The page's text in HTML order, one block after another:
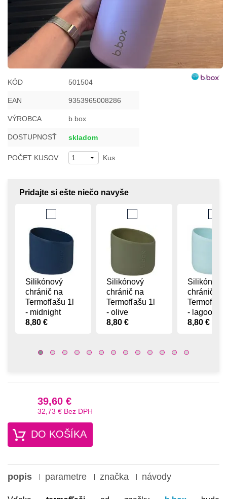
KÓD 501504
EAN 9353965008286
VÝROBCA b.box
DOSTUPNOSŤ skladom
POČET KUSOV Kus
Pridajte si ešte niečo navyše
Silikónový
chránič na
Termofľašu 1l
- midnight
8,80 €
Silikónový
chránič na
Termofľašu 1l
- olive
8,80 €
Silikónový
chránič na
- lagoon
8,80 €
39,60 €
32,73 € Bez DPH
DO KOŠÍKA
popis parametre značka návody